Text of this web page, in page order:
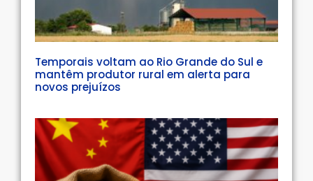
Temporais voltam ao Rio Grande do Sul e
mantêm produtor rural em alerta para
novos prejuízos